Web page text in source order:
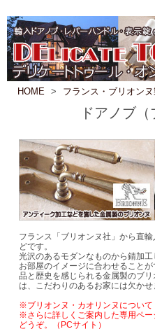
HOME フランス・ブリオンヌ
ドアノブ（
フランス「ブリオンヌ社」から直
どです。
光沢のあるモダンなものから錆加
お部屋のイメージに合わせること
品と歴史を感じられる金属製のブ
は、こだわりのあるお家には欠かせ
※ブリオンヌ・カオリンヌについて
※さらに詳しくご案内した専用ペ
どうぞ。（PCサイト）